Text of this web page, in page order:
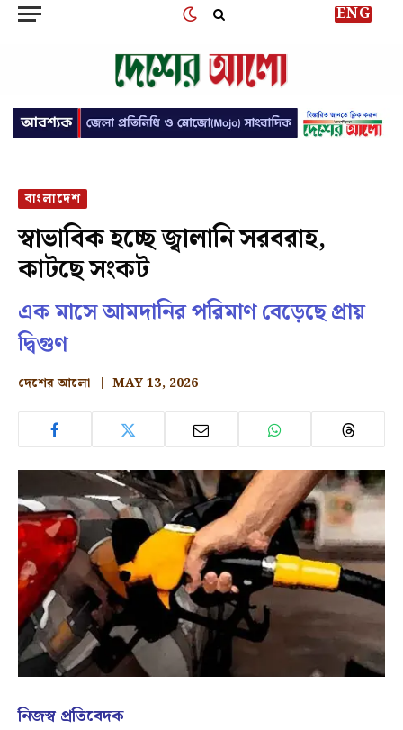
ENG
বাংলাদেশ
স্বাভাবিক হচ্ছে জ্বালানি সরবরাহ,
কাটছে সংকট
এক মাসে আমদানির পরিমাণ বেড়েছে প্রায়
দ্বিগুণ
দেশের আলো MAY 13, 2026
নিজস্ব প্রতিবেদক